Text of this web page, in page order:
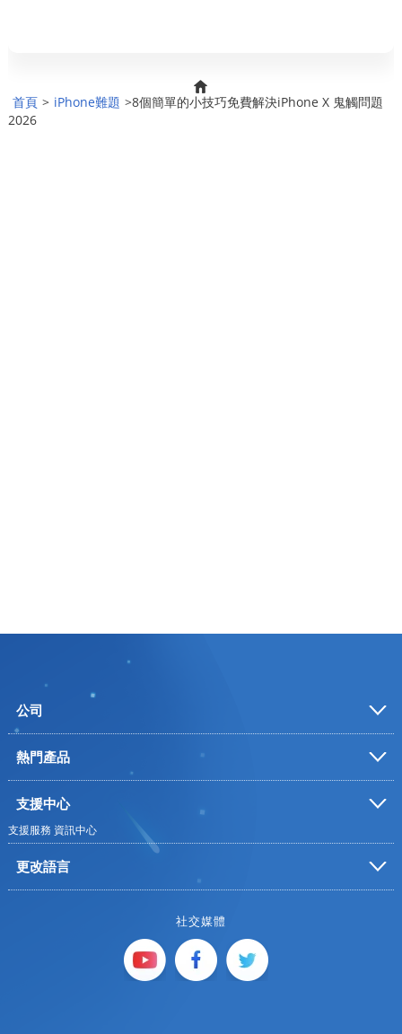
首頁 > iPhone難題 >8個簡單的小技巧免費解決iPhone X 鬼觸問題
2026
公司
熱門產品
支援中心
支援服務 資訊中心
更改語言
社交媒體